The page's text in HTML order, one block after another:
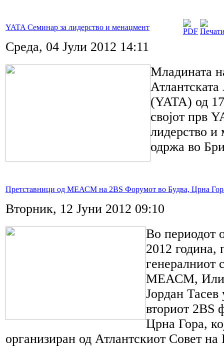
YATA Семинар за лидерство и менаџмент
Среда, 04 Јули 2012 14:11
Младината
Атлантската
(YATA) од
својот прв
лидерство и
одржа во
Претставници од МЕАСМ на 2BS Форумот во Будва, Црна
Вторник, 12 Јуни 2012 09:10
Во периодот
2012 година,
генералниот
МЕАСМ,
Јордан Тасев
вториот 2BS
Црна Гора,
организиран од Атлантскиот Совет